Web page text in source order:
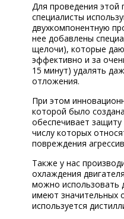
Для проведения этой
специалисты
двухкомпонентную
нее добавлены
щелочи), которые
эффективно и за
15 минут) удалять
отложения.
При этом
которой было
обеспечивает
числу которых
повреждения
Также у нас
охлаждения
можно использовать
имеют значительных
используется